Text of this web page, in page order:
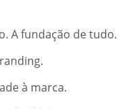
A fundação de tudo.
à marca.